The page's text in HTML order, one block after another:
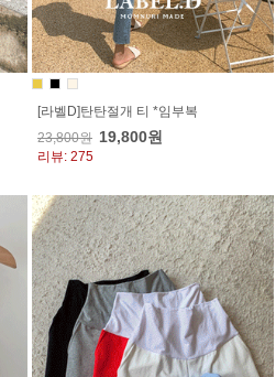
[라벨D]탄탄절개 티 *임부복
23,800원 19,800원
리뷰: 275